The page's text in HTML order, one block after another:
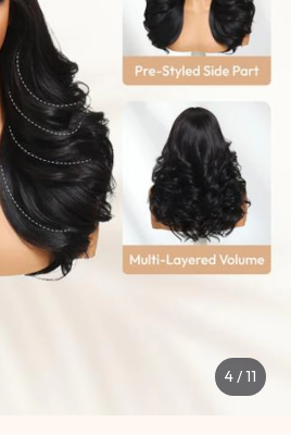
5/11